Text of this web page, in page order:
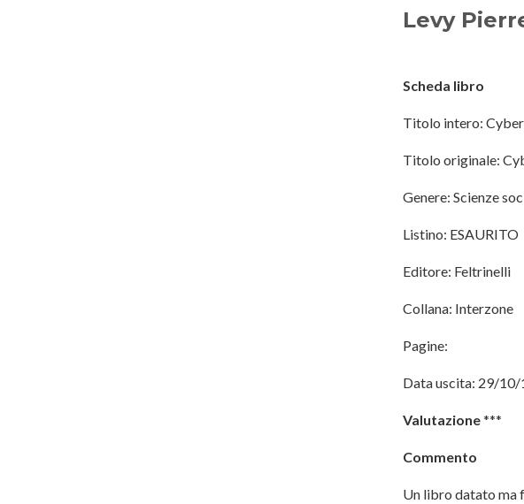
Levy
Scheda libro
Titolo intero:
Titolo originale:
Genere: Scienze
Listino: ESAURITO
Editore: Feltrinelli
Collana: Interzone
Pagine:
Data uscita: 29/10/
Valutazione***
Commento
Un libro datato ma